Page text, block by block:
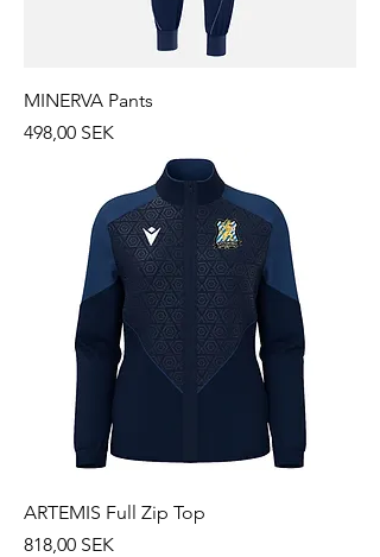
MINERVA Pants
Prix
498,00 SEK
ARTEMIS Full Zip Top
Prix
818,00 SEK